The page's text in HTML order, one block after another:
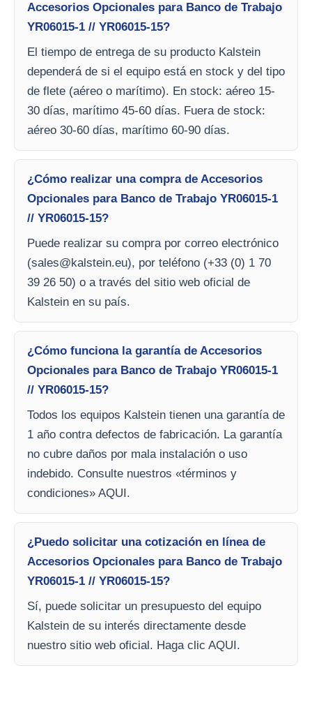
Accesorios Opcionales para Banco de Trabajo
YR06015-1 // YR06015-15?
El tiempo de entrega de su producto Kalstein
dependerá de si el equipo está en stock y del tipo
de flete (aéreo o marítimo). En stock: aéreo 15-
30 días, marítimo 45-60 días. Fuera de stock:
aéreo 30-60 días, marítimo 60-90 días.
¿Cómo realizar una compra de Accesorios
Opcionales para Banco de Trabajo YR06015-1
// YR06015-15?
Puede realizar su compra por correo electrónico
(sales@kalstein.eu), por teléfono (+33 (0) 1 70
39 26 50) o a través del sitio web oficial de
Kalstein en su país.
¿Cómo funciona la garantía de Accesorios
Opcionales para Banco de Trabajo YR06015-1
// YR06015-15?
Todos los equipos Kalstein tienen una garantía de
1 año contra defectos de fabricación. La garantía
no cubre daños por mala instalación o uso
indebido. Consulte nuestros «términos y
condiciones» AQUI.
¿Puedo solicitar una cotización en línea de
Accesorios Opcionales para Banco de Trabajo
YR06015-1 // YR06015-15?
Sí, puede solicitar un presupuesto del equipo
Kalstein de su interés directamente desde
nuestro sitio web oficial. Haga clic AQUI.